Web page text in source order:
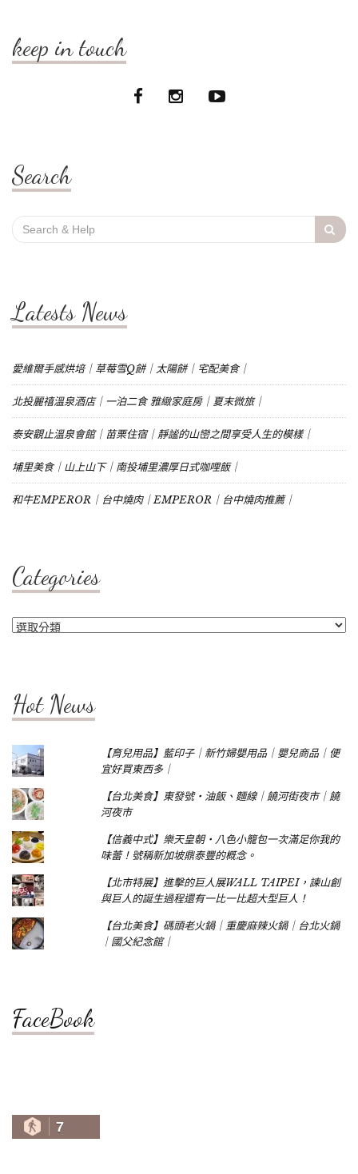
keep in touch
Search
Search
for:
Latests News
愛維爾手感烘培｜草莓雪Q餅｜太陽餅｜宅配美食｜
北投麗禧溫泉酒店｜一泊二食 雅緻家庭房｜夏末微旅｜
泰安觀止溫泉會館｜苗栗住宿｜靜謐的山巒之間享受人生的模樣｜
埔里美食｜山上山下｜南投埔里濃厚日式咖哩飯｜
和牛EMPEROR｜台中燒肉｜EMPEROR｜台中燒肉推薦｜
Categories
Categories
Hot News
【育兒用品】藍印子｜新竹婦嬰用品｜嬰兒商品｜便
宜好買東西多｜
【台北美食】東發號‧油飯、麵線｜饒河街夜市｜饒
河夜市
【信義中式】樂天皇朝‧八色小籠包一次滿足你我的
味蕾！號稱新加坡鼎泰豐的概念。
【北市特展】進擊的巨人展WALL TAIPEI，諫山創
與巨人的誕生過程還有一比一比超大型巨人！
【台北美食】碼頭老火鍋｜重慶麻辣火鍋｜台北火鍋
｜國父紀念館｜
FaceBook
7